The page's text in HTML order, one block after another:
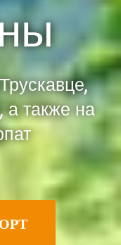
также на